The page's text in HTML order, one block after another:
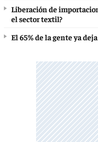
Liberación de
el sector textil?
El 65% de la gente ya